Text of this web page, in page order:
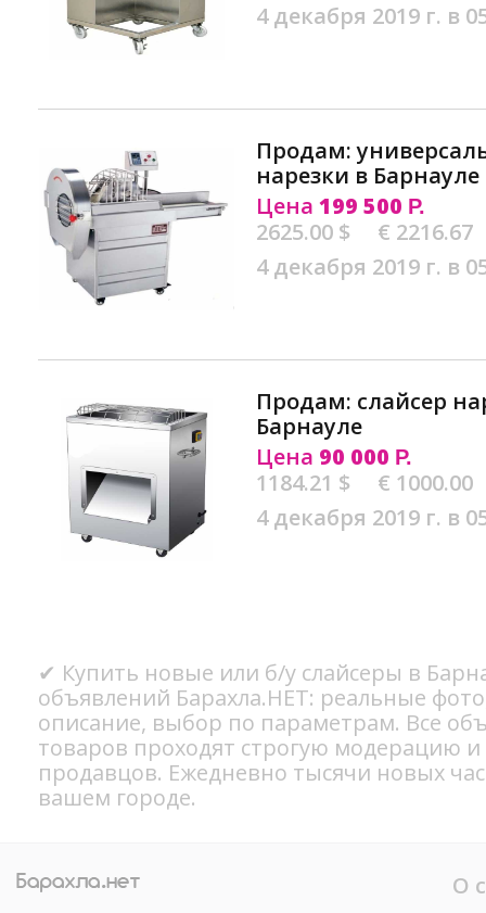
4 декабря 2019 г. в
Продам:
нарезки в Барнауле
Цена 199 500 Р.
2625.00 $
€ 2216.67
4 декабря 2019 г. в
Продам: слайсер
Барнауле
Цена 90 000 Р.
1184.21 $
€ 1000.00
4 декабря 2019 г. в
✔ Купить новые или б/у слайсеры в
объявлений Барахла.НЕТ: реальные
описание, выбор по параметрам. Все
товаров проходят строгую модерацию
продавцов. Ежедневно тысячи новых
вашем городе.
О